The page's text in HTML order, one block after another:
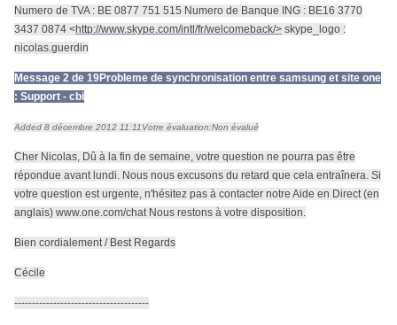
Numero de TVA : BE 0877 751 515 Numero de Banque ING : BE16 3770
3437 0874 <http://www.skype.com/intl/fr/welcomeback/> skype_logo :
nicolas.guerdin
Message 2 de 19Probleme de synchronisation entre samsung et site one
: Support - cbi
Added 8 décembre 2012 11:11Votre évaluation:Non évalué
Cher Nicolas, Dû à la fin de semaine, votre question ne pourra pas être
répondue avant lundi. Nous nous excusons du retard que cela entraînera. Si
votre question est urgente, n'hésitez pas à contacter notre Aide en Direct (en
anglais) www.one.com/chat Nous restons à votre disposition.
Bien cordialement / Best Regards
Cécile
--------------------------------------